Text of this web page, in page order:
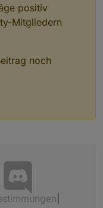
positiv
Mitgliedern
noch